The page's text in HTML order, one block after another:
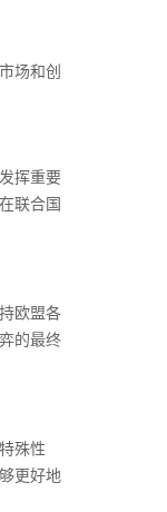
场和创
挥重要
联合国
欧盟各
的最终
殊性
更好地